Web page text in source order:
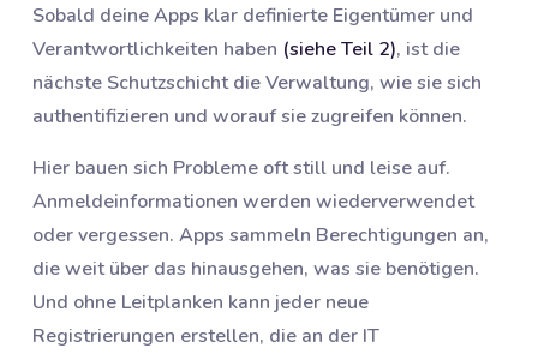
Sobald deine Apps klar definierte Eigentümer und
Verantwortlichkeiten haben (siehe Teil 2), ist die
nächste Schutzschicht die Verwaltung, wie sie sich
authentifizieren und worauf sie zugreifen können.
Hier bauen sich Probleme oft still und leise auf.
Anmeldeinformationen werden wiederverwendet
oder vergessen. Apps sammeln Berechtigungen an,
die weit über das hinausgehen, was sie benötigen.
Und ohne Leitplanken kann jeder neue
Registrierungen erstellen, die an der IT